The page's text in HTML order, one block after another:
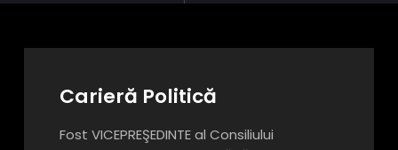
Carieră Politică
Fost VICEPREŞEDINTE al Consiliului